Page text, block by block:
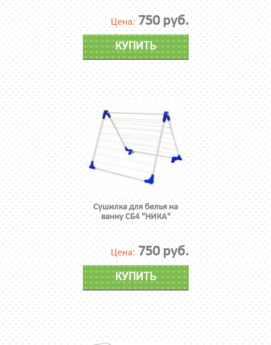
Цена: 750 руб.
КУПИТЬ
Сушилка для белья на
ванну СБ4 "НИКА"
Цена: 750 руб.
КУПИТЬ